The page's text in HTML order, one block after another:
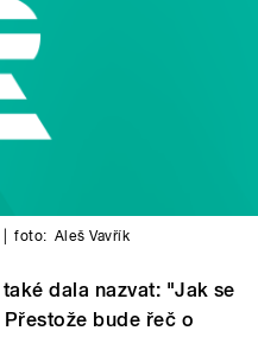
foto: Aleš Vavřík
dala nazvat: "Jak se
bude řeč o